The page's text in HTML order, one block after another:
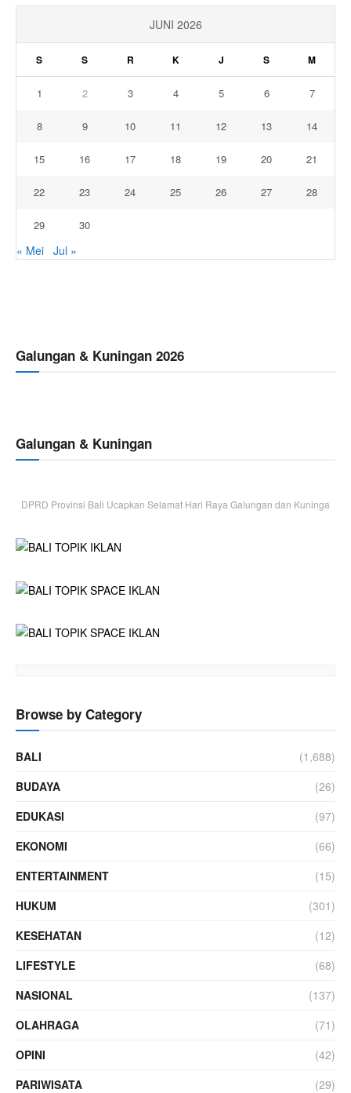
JUNI 2026
S S R K J S M
1 2 3 4 5 6 7
8 9 10 11 12 13 14
15 16 17 18 19 20 21
22 23 24 25 26 27 28
29 30
« Mei Jul »
Galungan & Kuningan 2026
Galungan & Kuningan
DPRD Provinsi Bali Ucapkan Selamat Hari Raya Galungan dan Kuninga
Browse by Category
BALI
(1,688)
BUDAYA
(26)
EDUKASI
(97)
EKONOMI
(66)
ENTERTAINMENT
(15)
HUKUM
(301)
KESEHATAN
(12)
LIFESTYLE
(68)
NASIONAL
(137)
OLAHRAGA
(71)
OPINI
(42)
PARIWISATA
(29)